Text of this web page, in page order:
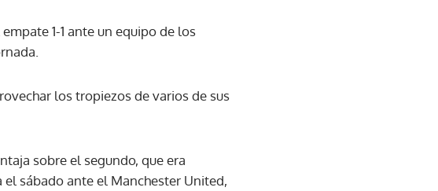
1-1 ante un equipo de los
los tropiezos de varios de sus
sobre el segundo, que era
el sábado ante el Manchester United,